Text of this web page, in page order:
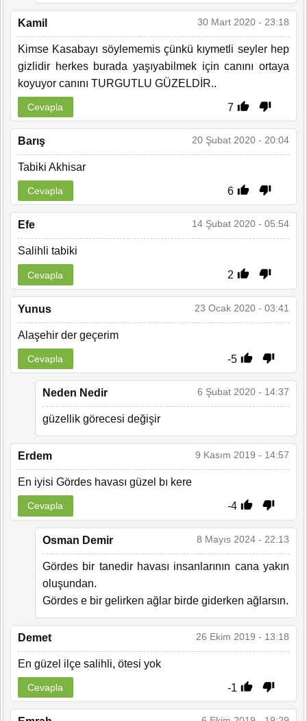
Kamil 30 Mart 2020 - 23:18
Kimse Kasabayı söylememis çünkü kıymetli seyler hep
gizlidir herkes burada yaşıyabilmek için canını ortaya
koyuyor canını TURGUTLU GÜZELDİR..
7
Cevapla
Barış 20 Şubat 2020 - 20:04
Tabiki Akhisar
6
Cevapla
Efe 14 Şubat 2020 - 05:54
Salihli tabiki
2
Cevapla
Yunus 23 Ocak 2020 - 03:41
Alaşehir der geçerim
-5
Cevapla
Neden Nedir 6 Şubat 2020 - 14:37
güzellik görecesi değişir
Erdem 9 Kasım 2019 - 14:57
En iyisi Gördes havası güzel bı kere
-4
Cevapla
Osman Demir 8 Mayıs 2024 - 22:13
Gördes bir tanedir havası insanlarının cana yakın
oluşundan.
Gördes e bir gelirken ağlar birde giderken ağlarsın.
Demet 26 Ekim 2019 - 13:18
En güzel ilçe salihli, ötesi yok
-1
Cevapla